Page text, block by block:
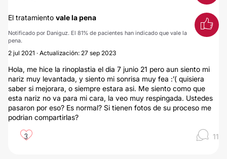
El tratamiento vale la pena
Notificado por Daniguz. El 81% de pacientes han indicado que vale la
pena.
2 jul 2021 · Actualización: 27 sep 2023
Hola, me hice la rinoplastia el dia 7 junio 21 pero aun siento mi
nariz muy levantada, y siento mi sonrisa muy fea :’( quisiera
saber si mejorara, o siempre estara asi. Me siento como que
esta nariz no va para mi cara, la veo muy respingada. Ustedes
pasaron por eso? Es normal? Si tienen fotos de su proceso me
podrian compartirlas?
3 11